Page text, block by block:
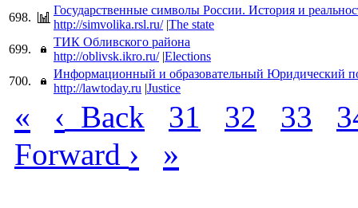
698.
Государственные символы России. История и
http://simvolika.rsl.ru/ |The state
699.
ТИК Обливского района
http://oblivsk.ikro.ru/ |Elections
700.
Информационный и образовательный Юридический
http://lawtoday.ru |Justice
« ‹ Back 31 32 33
Forward › »